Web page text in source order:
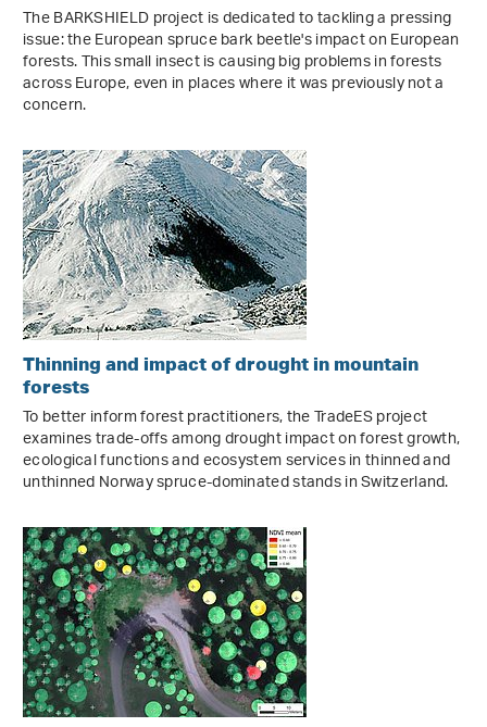
The BARKSHIELD project is dedicated to tackling a pressing
issue: the European spruce bark beetle's impact on European
forests. This small insect is causing big problems in forests
across Europe, even in places where it was previously not a
concern.
Thinning and impact of drought in mountain
forests
To better inform forest practitioners, the TradeES project
examines trade-offs among drought impact on forest growth,
ecological functions and ecosystem services in thinned and
unthinned Norway spruce-dominated stands in Switzerland.